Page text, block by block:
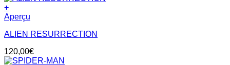
+
Aperçu
ALIEN RESURRECTION
120,00€